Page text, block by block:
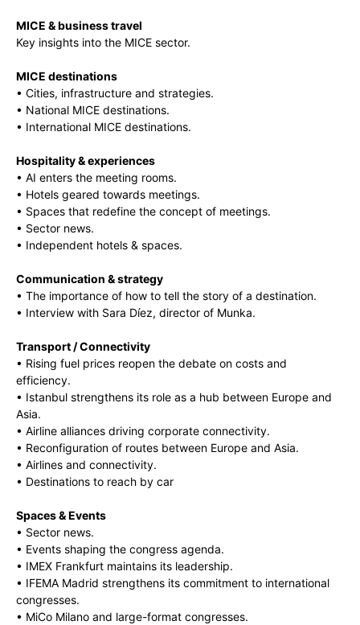
MICE & business travel
Key insights into the MICE sector.
MICE destinations
• Cities, infrastructure and strategies.
• National MICE destinations.
• International MICE destinations.
Hospitality & experiences
• AI enters the meeting rooms.
• Hotels geared towards meetings.
• Spaces that redefine the concept of meetings.
• Sector news.
• Independent hotels & spaces.
Communication & strategy
• The importance of how to tell the story of a destination.
• Interview with Sara Díez, director of Munka.
Transport / Connectivity
• Rising fuel prices reopen the debate on costs and
efficiency.
• Istanbul strengthens its role as a hub between Europe and
Asia.
• Airline alliances driving corporate connectivity.
• Reconfiguration of routes between Europe and Asia.
• Airlines and connectivity.
• Destinations to reach by car
Spaces & Events
• Sector news.
• Events shaping the congress agenda.
• IMEX Frankfurt maintains its leadership.
• IFEMA Madrid strengthens its commitment to international
congresses.
• MiCo Milano and large-format congresses.